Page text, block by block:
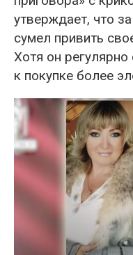
утверждает, что
сумел привить
Хотя он регулярно
к покупке более